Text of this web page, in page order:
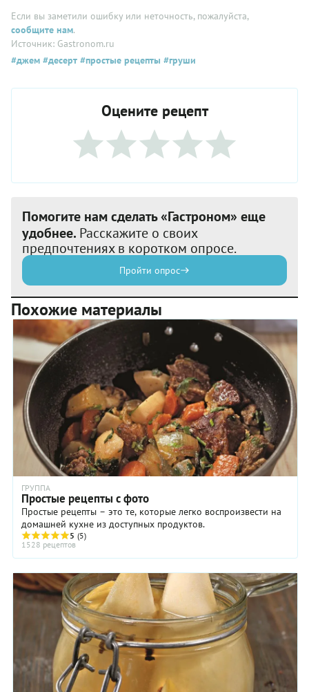
Если вы заметили ошибку или неточность, пожалуйста,
сообщите нам.
Источник: Gastronom.ru
#джем #десерт #простые рецепты #груши
Оцените рецепт
Помогите нам сделать «Гастроном» еще
удобнее. Расскажите о своих
предпочтениях в коротком опросе.
Пройти опрос
Похожие материалы
ГРУППА
Простые рецепты с фото
Простые рецепты – это те, которые легко воспроизвести на
домашней кухне из доступных продуктов.
5 (5)
1528 рецептов